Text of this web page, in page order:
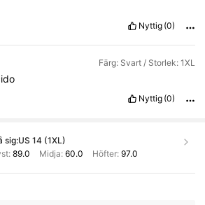
Nyttig (0)
Färg: Svart / Storlek: 1XL
Nyttig (0)
sig:US 14 (1XL)
89.0 Midja: 60.0 Höfter: 97.0